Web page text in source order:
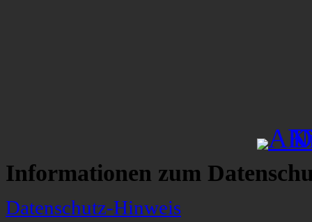
Informationen zum
Datenschutz-Hinweis